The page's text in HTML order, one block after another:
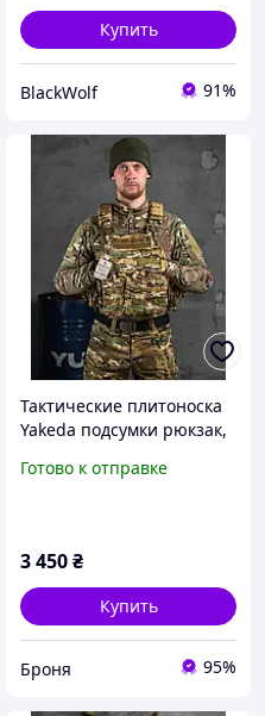
Купить
BlackWolf 91%
Тактические плитоноска
Yakeda подсумки рюкзак,
быстрых сброса в
Готово к отправке
3 450₴
Купить
Броня 95%